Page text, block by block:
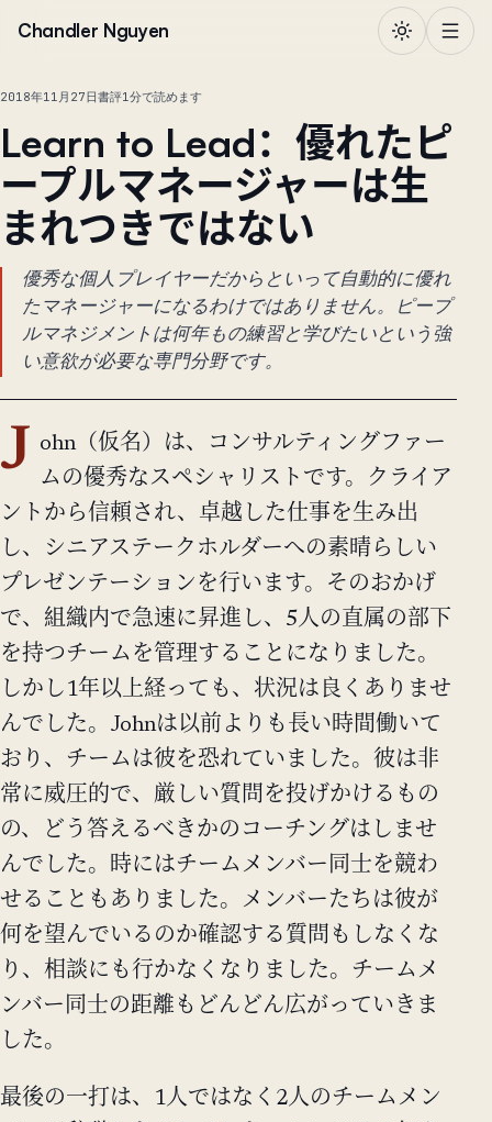
Chandler Nguyen
2018年11月27日書評1分で読めます
Learn to Lead：優れたピ
ープルマネージャーは生
まれつきではない
優秀な個人プレイヤーだからといって自動的に優れ
たマネージャーになるわけではありません。ピープ
ルマネジメントは何年もの練習と学びたいという強
い意欲が必要な専門分野です。
J
ohn（仮名）は、コンサルティングファー
ムの優秀なスペシャリストです。クライア
ントから信頼され、卓越した仕事を生み出
し、シニアステークホルダーへの素晴らしい
プレゼンテーションを行います。そのおかげ
で、組織内で急速に昇進し、5人の直属の部下
を持つチームを管理することになりました。
しかし1年以上経っても、状況は良くありませ
んでした。Johnは以前よりも長い時間働いて
おり、チームは彼を恐れていました。彼は非
常に威圧的で、厳しい質問を投げかけるもの
の、どう答えるべきかのコーチングはしませ
んでした。時にはチームメンバー同士を競わ
せることもありました。メンバーたちは彼が
何を望んでいるのか確認する質問もしなくな
り、相談にも行かなくなりました。チームメ
ンバー同士の距離もどんどん広がっていきま
した。
最後の一打は、1人ではなく2人のチームメン